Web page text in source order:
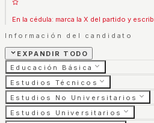
En la cédula: marca la X del partido y
Información del candidato
EXPANDIR TODO
Educación Básica
Estudios Técnicos
Estudios No Universitarios
Estudios Universitarios